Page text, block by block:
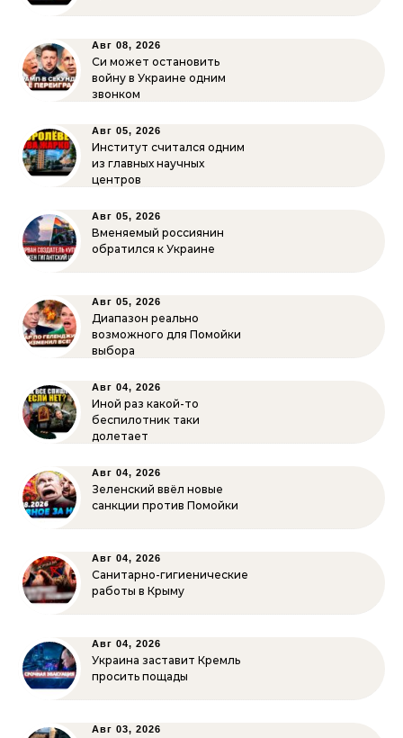
Авг 08, 2026
Си может остановить
войну в Украине одним
звонком
Авг 05, 2026
Институт считался одним
из главных научных
центров
Авг 05, 2026
Вменяемый россиянин
обратился к Украине
Авг 05, 2026
Диапазон реально
возможного для Помойки
выбора
Авг 04, 2026
Иной раз какой-то
беспилотник таки
долетает
Авг 04, 2026
Зеленский ввёл новые
санкции против Помойки
Авг 04, 2026
Санитарно-гигиенические
работы в Крыму
Авг 04, 2026
Украина заставит Кремль
просить пощады
Авг 03, 2026